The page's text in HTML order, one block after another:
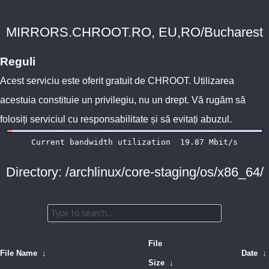
MIRRORS.CHROOT.RO, EU,RO/Bucharest
Reguli
Acest serviciu este oferit gratuit de CHROOT. Utilizarea
acestuia constituie un privilegiu, nu un drept. Vă rugăm să
folosiți serviciul cu responsabilitate și să evitați abuzul.
Directory: /archlinux/core-staging/os/x86_64/
File Name ↓
File
Size ↓
Date ↓